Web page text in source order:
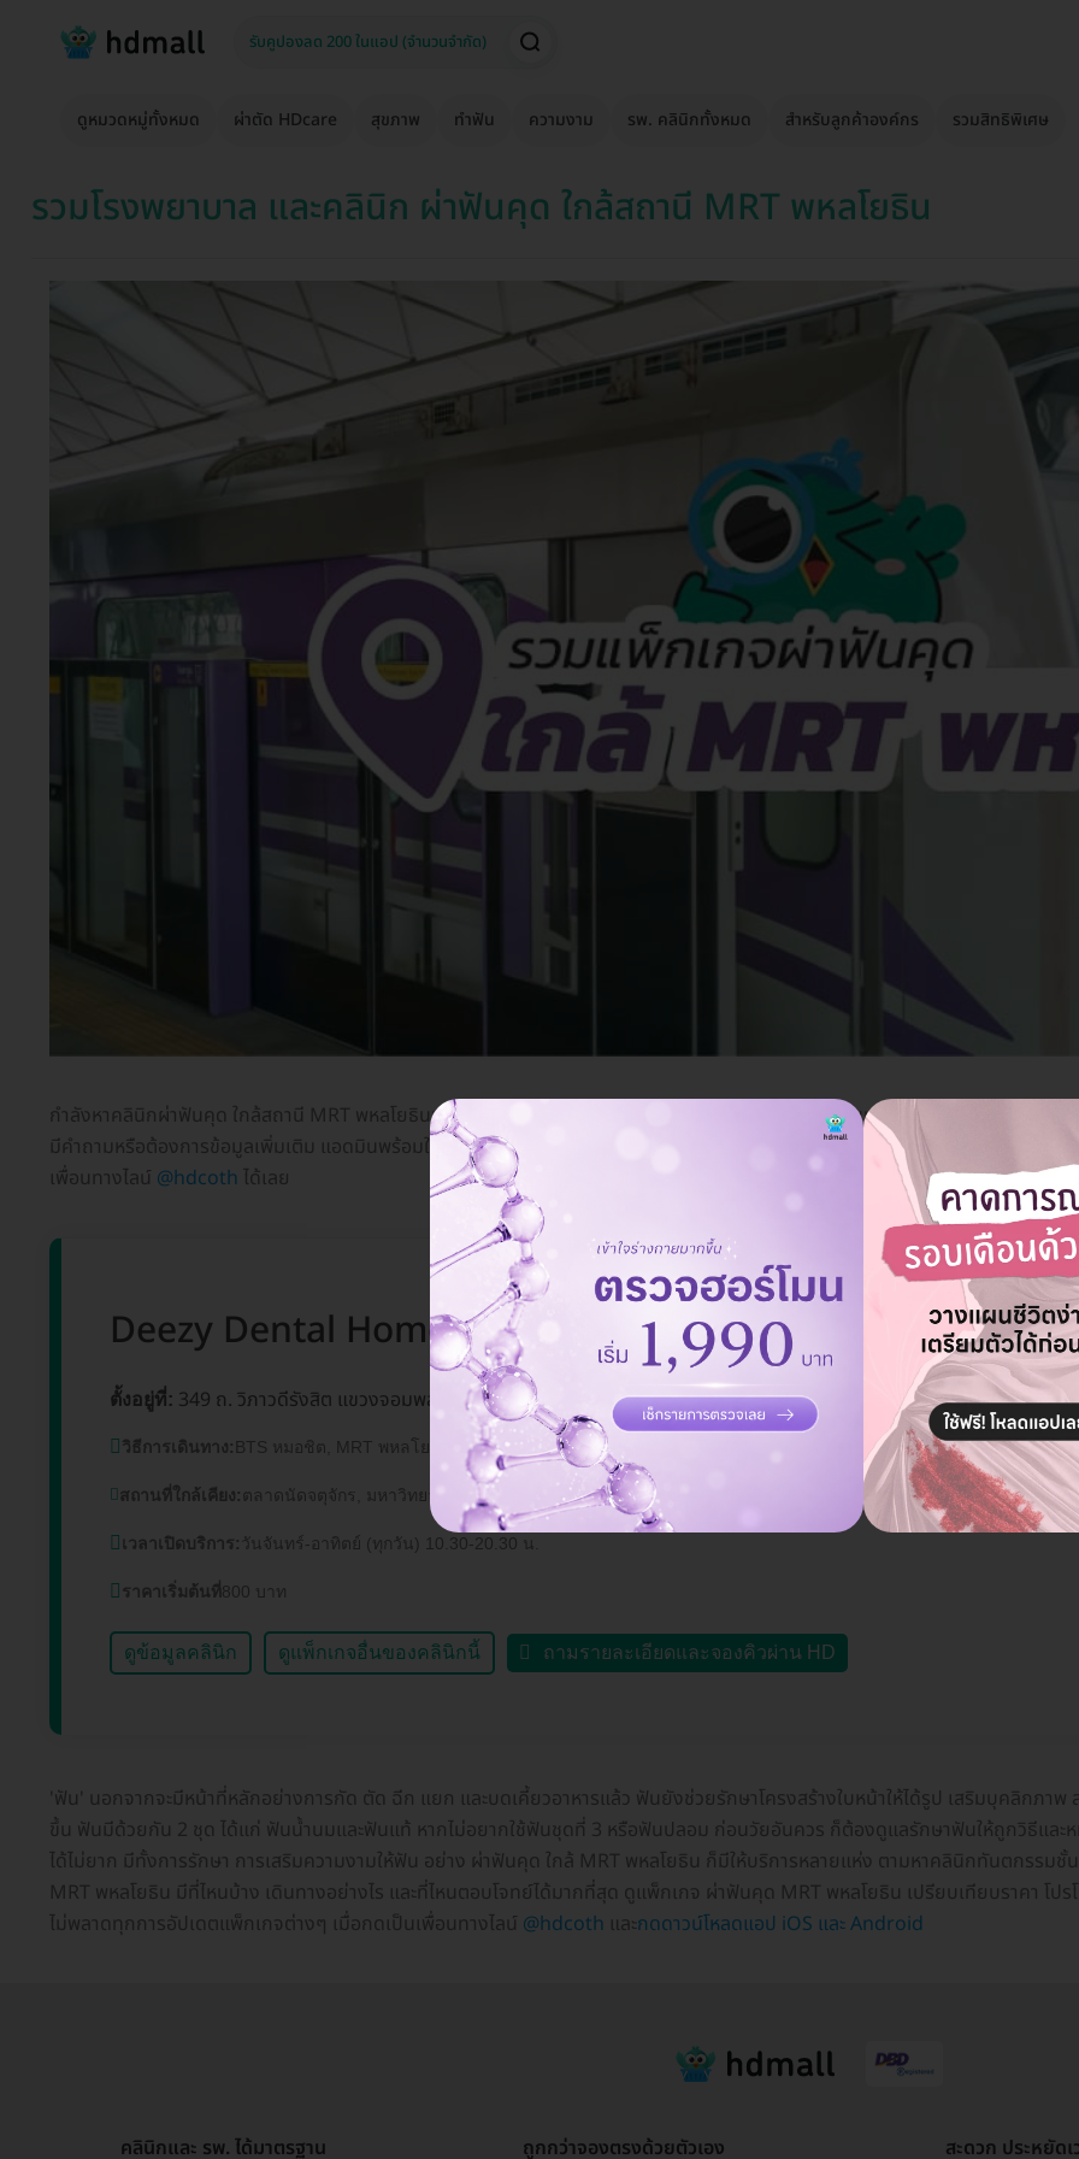
ดูหมวดหมู่ทั้งหมด ผ่าตัด HDcare สุขภาพ ทำฟัน ความงาม รพ. คลินิกทั้งหมด สำหรับลูกค้าองค์กร รวมสิทธิพิเศษ
รวมโรงพยาบาล และคลินิก ผ่าฟันคุด ใกล้สถานี MRT พหลโยธิน
กำลังหาคลินิกผ่าฟันคุด ใกล้สถานี MRT พหลโยธินอยู่ใช่ไหม? HD ทำลิสต์มาให้คุณแล้ว ลองกดดูที่ตั้ง วิธีเดินทาง เวลาให้บริการ พร้อมเ
มีคำถามหรือต้องการข้อมูลเพิ่มเติม แอดมินพร้อมให้บริการทุกวัน ตั้งแต่ 09.00-01.00 น. ถ้าจองแพ็กเกจผ่าฟันคุดผ่าน HD มีส่วนลดหรื
เพื่อนทางไลน์ @hdcoth ได้เลย
Deezy Dental Home สาขาจตุจักร BTS หมอชิต, MRT พหลโย
ตั้งอยู่ที่: 349 ถ. วิภาวดีรังสิต แขวงจอมพล เขตจตุจักร กรุงเทพมหานคร 10900 ดูแผนที่คลินิก
วิธีการเดินทาง: BTS หมอชิต, MRT พหลโยธิน
สถานที่ใกล้เคียง:ตลาดนัดจตุจักร, มหาวิทยาลัยราชภัฏจันทรเกษม, สถานีโทรทัศน์ช่อง 7HD
เวลาเปิดบริการ: วันจันทร์-อาทิตย์ (ทุกวัน) 10.30-20.30 น.
ราคาเริ่มต้นที่800 บาท
ดูข้อมูลคลินิก ดูแพ็กเกจอื่นของคลินิกนี้ ถามรายละเอียดและจองคิวผ่าน HD
'ฟัน' นอกจากจะมีหน้าที่หลักอย่างการกัด ตัด ฉีก แยก และบดเคี้ยวอาหารแล้ว ฟันยังช่วยรักษาโครงสร้างใบหน้าให้ได้รูป เสริมบุคลิกภาพ
ขึ้น ฟันมีด้วยกัน 2 ชุด ได้แก่ ฟันน้ำนมและฟันแท้ หากไม่อยากใช้ฟันชุดที่ 3 หรือฟันปลอม ก่อนวัยอันควร ก็ต้องดูแลรักษาฟันให้ถูกวิธีแล
ได้ไม่ยาก มีทั้งการรักษา การเสริมความงามให้ฟัน อย่าง ผ่าฟันคุด ใกล้ MRT พหลโยธิน ก็มีให้บริการหลายแห่ง ตามหาคลินิกทันตกรร
MRT พหลโยธิน มีที่ไหนบ้าง เดินทางอย่างไร และที่ไหนตอบโจทย์ได้มากที่สุด ดูแพ็กเกจ ผ่าฟันคุด MRT พหลโยธิน เปรียบเทียบราคา โ
ไม่พลาดทุกการอัปเดตแพ็กเกจต่างๆ เมื่อกดเป็นเพื่อนทางไลน์ @hdcoth และกดดาวน์โหลดแอป iOS และ Android
คลินิกและ รพ. ได้มาตรฐาน ถูกกว่าจองตรงด้วยตัวเอง สะดวก ประหยัดเ